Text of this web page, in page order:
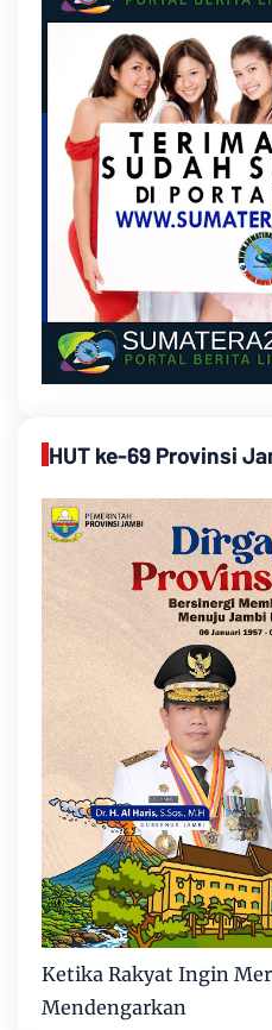
HUT ke-69 Provinsi
Ketika Rakyat Ingin
Mendengarkan